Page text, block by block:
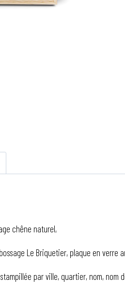
chêne naturel,
Le Briquetier, plaque en
par ville, quartier, nom, nom